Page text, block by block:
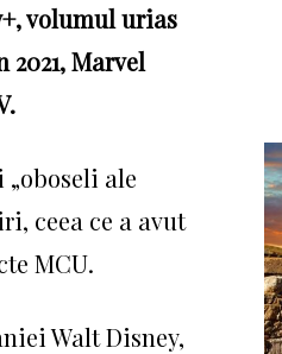
volumul urias
Marvel
ale
ceea ce a avut
MCU.
Walt Disney,